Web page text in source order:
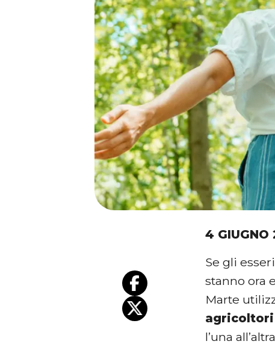
4 GIUGNO
Se gli
stanno ora
Marte
agricoltori
l’una